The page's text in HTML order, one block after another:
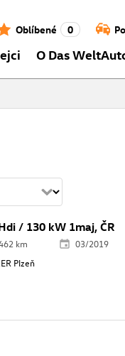
Oblíbené 0
O Das
/ 130 kW 1maj, ČR
km
03/2019
Plzeň